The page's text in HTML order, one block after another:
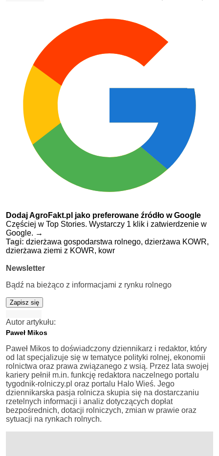
Dodaj AgroFakt.pl jako preferowane źródło w Google
Częściej w Top Stories. Wystarczy 1 klik i zatwierdzenie w
Google. →
Tagi: dzierżawa gospodarstwa rolnego, dzierżawa KOWR,
dzierżawa ziemi z KOWR, kowr
Newsletter
Bądź na bieżąco z informacjami z rynku rolnego
Zapisz się
Autor artykułu:
Paweł Mikos
Paweł Mikos to doświadczony dziennikarz i redaktor, który
od lat specjalizuje się w tematyce polityki rolnej, ekonomii
rolnictwa oraz prawa związanego z wsią. Przez lata swojej
kariery pełnił m.in. funkcję redaktora naczelnego portalu
tygodnik-rolniczy.pl oraz portalu Halo Wieś. Jego
dziennikarska pasja rolnicza skupia się na dostarczaniu
rzetelnych informacji i analiz dotyczących dopłat
bezpośrednich, dotacji rolniczych, zmian w prawie oraz
sytuacji na rynkach rolnych.